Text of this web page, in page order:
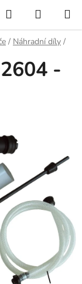
Hledat
KOŠÍK
/ Náhradní díly /
-